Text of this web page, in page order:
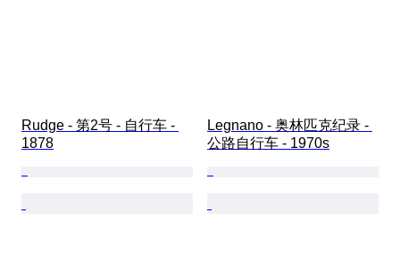
Rudge - 第2号 - 自行车 -
1878
Legnano - 奥林匹克纪录 -
公路自行车 - 1970s